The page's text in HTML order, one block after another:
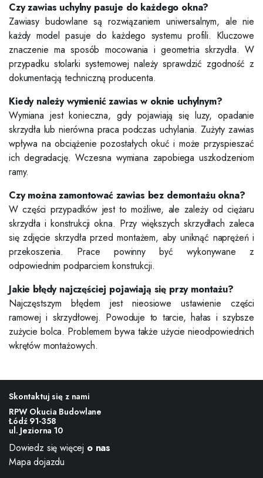
Czy zawias uchylny pasuje do każdego okna?
Zawiasy budowlane są rozwiązaniem uniwersalnym, ale nie
każdy model pasuje do każdego systemu profili. Kluczowe
znaczenie ma sposób mocowania i geometria skrzydła. W
przypadku stolarki systemowej należy sprawdzić zgodność z
dokumentacją techniczną producenta.
Kiedy należy wymienić zawias w oknie uchylnym?
Wymiana jest konieczna, gdy pojawiają się luzy, opadanie
skrzydła lub nierówna praca podczas uchylania. Zużyty zawias
wpływa na obciążenie pozostałych okuć i może przyspieszać
ich degradację. Wczesna wymiana zapobiega uszkodzeniom
ramy.
Czy można zamontować zawias bez demontażu okna?
W części przypadków jest to możliwe, ale zależy od ciężaru
skrzydła i konstrukcji okna. Przy większych skrzydłach zaleca
się zdjęcie skrzydła przed montażem, aby uniknąć naprężeń i
przekoszenia. Prace powinny być wykonywane z
odpowiednim podparciem konstrukcji.
Jakie błędy najczęściej pojawiają się przy montażu?
Najczęstszym błędem jest nieosiowe ustawienie części
ramowej i skrzydłowej. Powoduje to tarcie, hałas i szybsze
zużycie bolca. Problemem bywa także użycie nieodpowiednich
wkrętów montażowych.
Skontaktuj się z nami
RPW Okucia Budowlane
Łódź 91-358
ul. Jeziorna 10
Dowiedz się więcej o nas
Mapa dojazdu